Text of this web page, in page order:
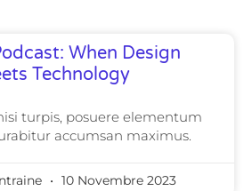
When Design
Technology
turpis, posuere elementum
accumsan maximus.
10 Novembre 2023